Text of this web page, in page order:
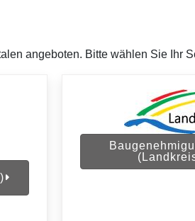
angeboten. Bitte wählen Sie Ihr